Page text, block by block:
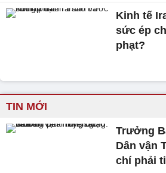
Kinh tế
sức ép
phạt?
TIN MỚI
Trưởng
Dân vận
chí phải